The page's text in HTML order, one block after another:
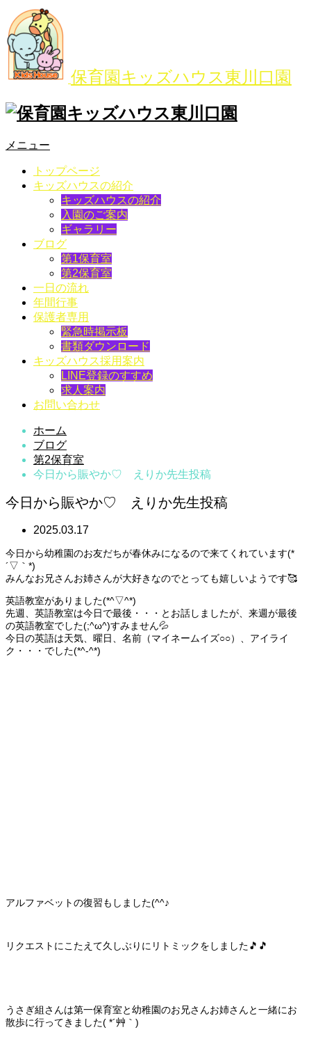
保育園キッズハウス東川口園
メニュー
トップページ
キッズハウスの紹介
キッズハウスの紹介
入園のご案内
ギャラリー
ブログ
第1保育室
第2保育室
一日の流れ
年間行事
保護者専用
緊急時掲示板
書類ダウンロード
キッズハウス採用案内
LINE登録のすすめ
求人案内
お問い合わせ
ホーム
ブログ
第2保育室
今日から賑やか♡ えりか先生投稿
今日から賑やか♡ えりか先生投稿
2025.03.17
今日から幼稚園のお友だちが春休みになるので来てくれています(*
´▽｀*)
みんなお兄さんお姉さんが大好きなのでとっても嬉しいようです🥰
英語教室がありました(*^▽^*)
先週、英語教室は今日で最後・・・とお話しましたが、来週が最後
の英語教室でした(;^ω^)すみません💦
今日の英語は天気、曜日、名前（マイネームイズ○○）、アイライ
ク・・・でした(*^-^*)
アルファベットの復習もしました(^^♪
リクエストにこたえて久しぶりにリトミックをしました🎵🎵
うさぎ組さんは第一保育室と幼稚園のお兄さんお姉さんと一緒にお
散歩に行ってきました( *´艸｀)